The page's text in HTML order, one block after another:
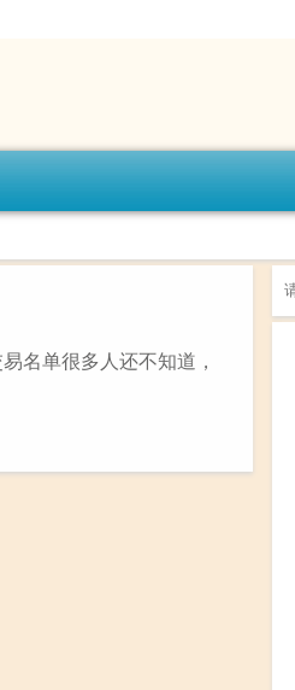
名单很多人还不知道，